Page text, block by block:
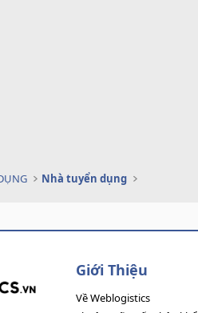
Nhà tuyển dụng
Giới Thiệu
Về Weblogistics